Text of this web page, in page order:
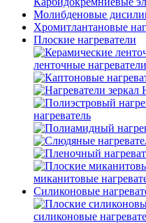
Молибденовые
Хромитлантановые
Плоские нагреватели
ленточные нагреватели
нагреватель
миканитовые
Силиконовые
силиконовые